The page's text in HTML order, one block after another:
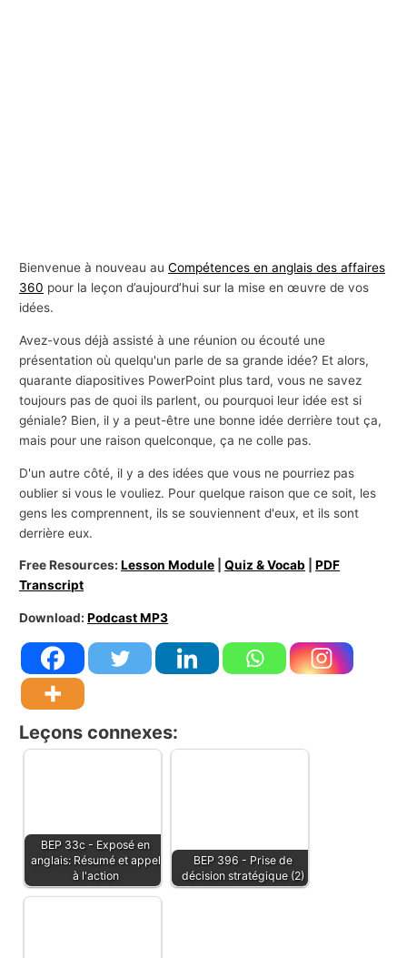
Bienvenue à nouveau auCompétences en anglais des affaires
360 pour la leçon d’aujourd’hui sur la mise en œuvre de vos
idées.
Avez-vous déjà assisté à une réunion ou écouté une
présentation où quelqu'un parle de sa grande idée? Et alors,
quarante diapositives PowerPoint plus tard, vous ne savez
toujours pas de quoi ils parlent, ou pourquoi leur idée est si
géniale? Bien, il y a peut-être une bonne idée derrière tout ça,
mais pour une raison quelconque, ça ne colle pas.
D'un autre côté, il y a des idées que vous ne pourriez pas
oublier si vous le vouliez. Pour quelque raison que ce soit, les
gens les comprennent, ils se souviennent d'eux, et ils sont
derrière eux.
Free Resources:Lesson Module |Quiz & Vocab |PDF
Transcript
Download:Podcast MP3
Leçons connexes:
BEP 33c - Exposé en
anglais: Résumé et appel
à l'action
BEP 396 - Prise de
décision stratégique (2)